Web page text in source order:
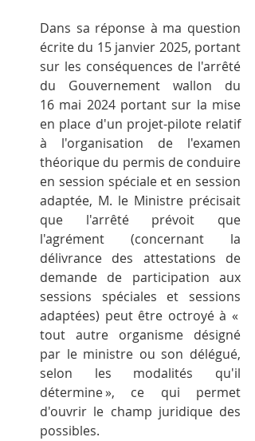
Dans sa réponse à ma question
écrite du 15 janvier 2025, portant
sur les conséquences de l'arrêté
du Gouvernement wallon du
16 mai 2024 portant sur la mise
en place d'un projet-pilote relatif
à l'organisation de l'examen
théorique du permis de conduire
en session spéciale et en session
adaptée, M. le Ministre précisait
que l'arrêté prévoit que
l'agrément (concernant la
délivrance des attestations de
demande de participation aux
sessions spéciales et sessions
adaptées) peut être octroyé à «
tout autre organisme désigné
par le ministre ou son délégué,
selon les modalités qu'il
détermine », ce qui permet
d'ouvrir le champ juridique des
possibles.